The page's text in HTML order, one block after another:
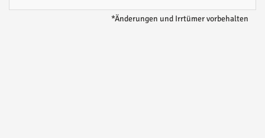
*Änderungen und Irrtümer vorbehalten